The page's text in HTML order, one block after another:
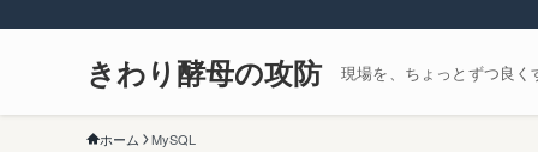
きわり酵母の攻防 現場を、ちょっとずつ良く
ホーム MySQL